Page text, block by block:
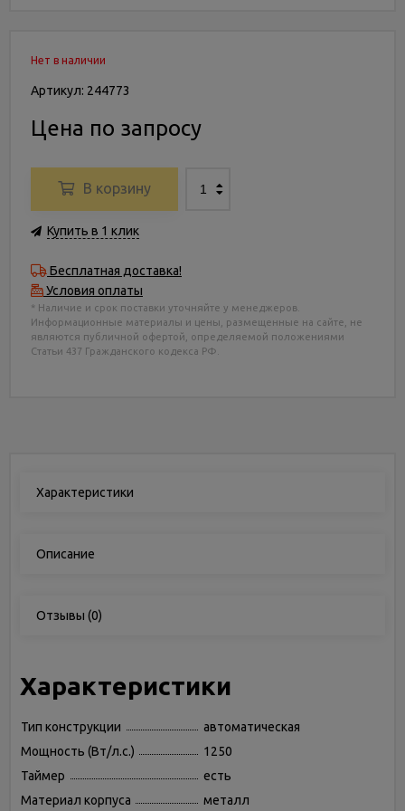
Нет в наличии
Артикул: 244773
Цена по запросу
В корзину
Купить в 1 клик
Бесплатная доставка!
Условия оплаты
* Наличие и срок поставки уточняйте у менеджеров.
Информационные материалы и цены, размещенные на сайте, не
являются публичной офертой, определяемой положениями
Статьи 437 Гражданского кодекса РФ.
Характеристики
Описание
Отзывы (0)
Характеристики
Тип конструкции
автоматическая
Мощность (Вт/л.с.)
1250
Таймер
есть
Материал корпуса
металл